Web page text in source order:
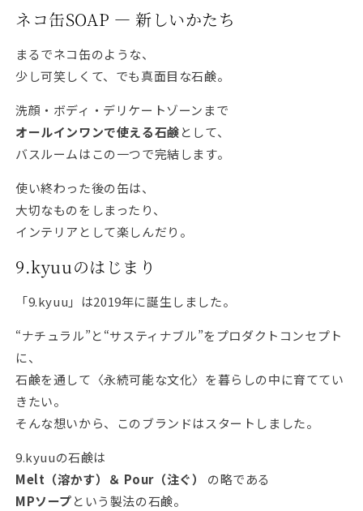
ネコ缶SOAP ― 新しいかたち
まるでネコ缶のような、
少し可笑しくて、でも真面目な石鹸。
洗顔・ボディ・デリケートゾーンまで
オールインワンで使える石鹸として、
バスルームはこの一つで完結します。
使い終わった後の缶は、
大切なものをしまったり、
インテリアとして楽しんだり。
9.kyuuのはじまり
「9.kyuu」は2019年に誕生しました。
“ナチュラル”と“サスティナブル”をプロダクトコンセプト
に、
石鹸を通して〈永続可能な文化〉を暮らしの中に育ててい
きたい。
そんな想いから、このブランドはスタートしました。
9.kyuuの石鹸は
Melt（溶かす）＆ Pour（注ぐ）
の略である
MPソープという製法の石鹸。